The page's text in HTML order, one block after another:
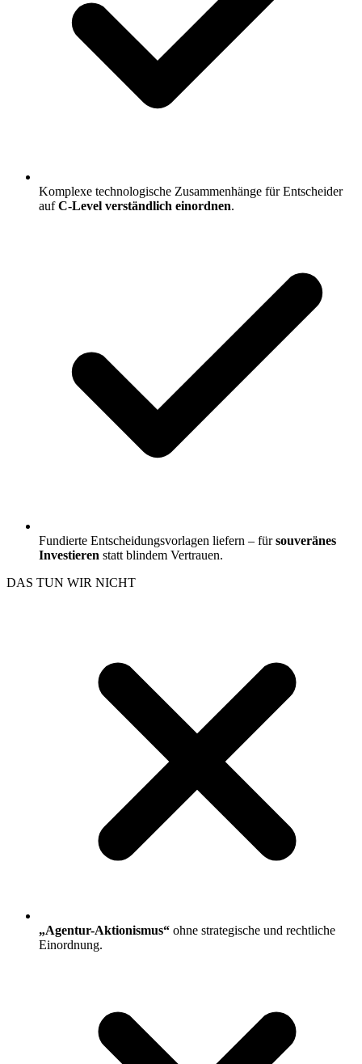
Komplexe technologische Zusammenhänge für Entscheider
aufC-Level verständlich einordnen.
Fundierte Entscheidungsvorlagen liefern – fürsouveränes
Investieren statt blindem Vertrauen.
DAS TUN WIR NICHT
„Agentur-Aktionismus“ ohne strategische und rechtliche
Einordnung.